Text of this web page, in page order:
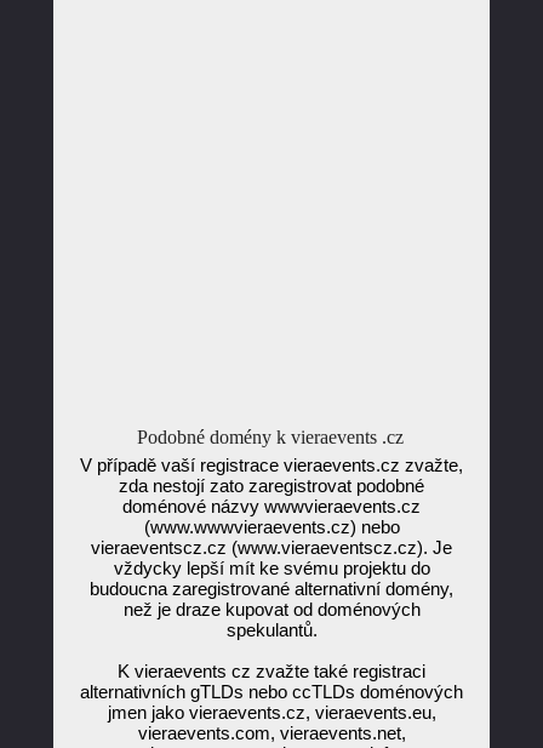
Podobné domény k vieraevents .cz
V případě vaší registrace vieraevents.cz zvažte,
zda nestojí zato zaregistrovat podobné
doménové názvy wwwvieraevents.cz
(www.wwwvieraevents.cz) nebo
vieraeventscz.cz (www.vieraeventscz.cz). Je
vždycky lepší mít ke svému projektu do
budoucna zaregistrované alternativní domény,
než je draze kupovat od doménových
spekulantů.
K vieraevents cz zvažte také registraci
alternativních gTLDs nebo ccTLDs doménových
jmen jako vieraevents.cz, vieraevents.eu,
vieraevents.com, vieraevents.net,